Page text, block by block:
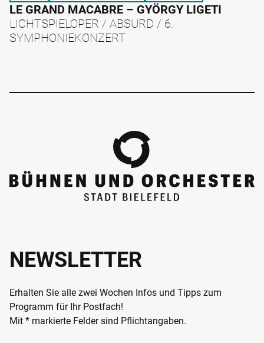
LE GRAND MACABRE – GYÖRGY LIGETI
LICHTSPIELOPER / ABSURD / 6.
SYMPHONIEKONZERT
NEWSLETTER
Erhalten Sie alle zwei Wochen Infos und Tipps zum
Programm für Ihr Postfach!
Mit * markierte Felder sind Pflichtangaben.